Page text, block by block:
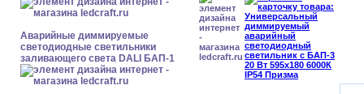
Аварийные диммируемые
светодиодные светильники
заливающего света DALI БАП-1